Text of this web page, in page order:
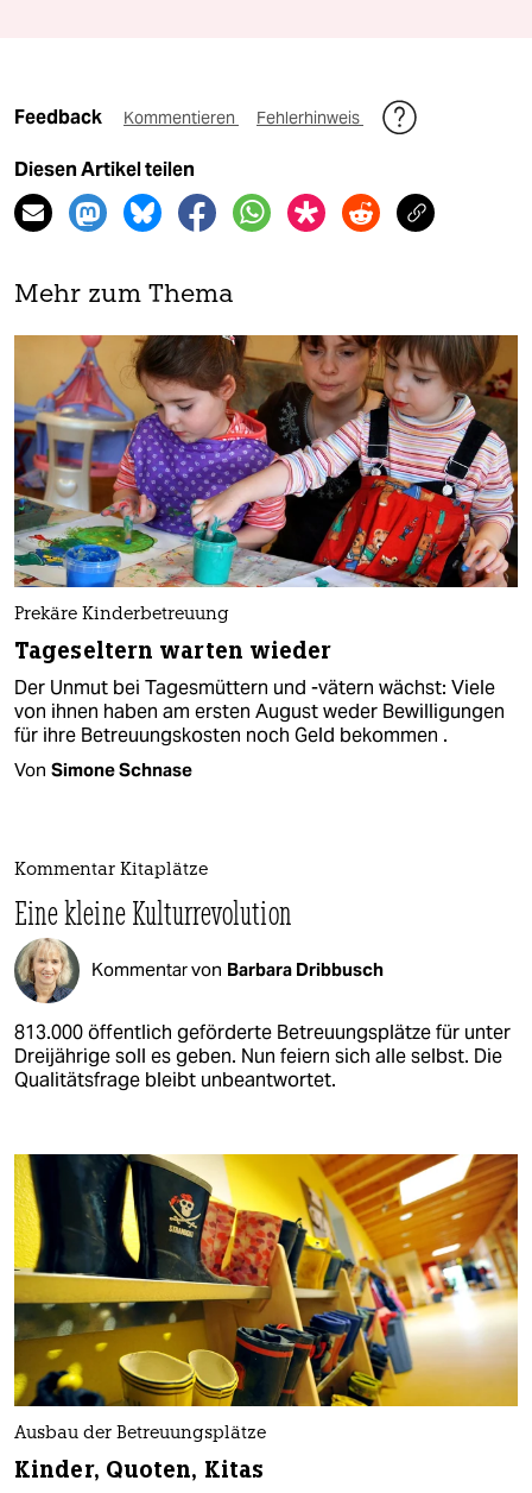
Feedback Kommentieren Fehlerhinweis
Diesen Artikel teilen
Mehr zum Thema
Prekäre Kinderbetreuung
Tageseltern warten wieder
Der Unmut bei Tagesmüttern und -vätern wächst: Viele
von ihnen haben am ersten August weder Bewilligungen
für ihre Betreuungskosten noch Geld bekommen .
Von Simone Schnase
Kommentar Kitaplätze
Eine kleine Kulturrevolution
Kommentar von Barbara Dribbusch
813.000 öffentlich geförderte Betreuungsplätze für unter
Dreijährige soll es geben. Nun feiern sich alle selbst. Die
Qualitätsfrage bleibt unbeantwortet.
Ausbau der Betreuungsplätze
Kinder, Quoten, Kitas